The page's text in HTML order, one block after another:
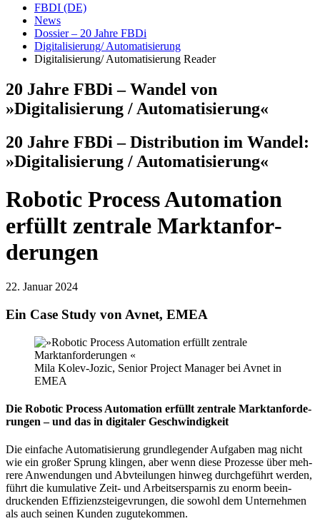
FBDI (DE)
News
Dossier – 20 Jahre FBDi
Digitalisierung/ Automatisierung
Digitalisierung/ Automatisierung Reader
20 Jahre FBDi – Wandel von
»Digitalisierung / Automatisierung«
20 Jahre FBDi – Distribution im Wandel:
»Digitalisierung / Automatisierung«
Robotic Process Auto­ma­tion
erfüllt zentrale Markt­an­for­
derungen
22. Januar 2024
Ein Case Study von Avnet, EMEA
Mila Kolev-Jozic, Senior Project Manager bei Avnet in
EMEA
Die Robotic Process Automation er­füllt zentrale Markt­an­for­de­
rungen – und das in digitaler Ge­schwin­dig­keit
Die einfache Automatisierung grundle­gender Auf­ga­ben mag nicht
wie ein großer Sprung klingen, aber wenn diese Pro­zesse über meh­
rere An­wen­dungen und Abvtei­lun­gen hin­weg durch­ge­führt wer­den,
führt die ku­mu­la­ti­ve Zeit- und Arbeits­er­spa­rnis zu enorm be­ein­
drucken­den Effizienz­stei­gevrungen, die sowohl dem Un­ter­neh­men
als auch seinen Kunden zu­gute­kom­men.